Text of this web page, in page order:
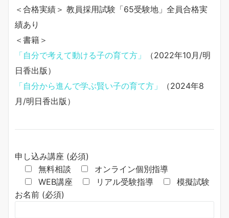
＜合格実績＞ 教員採用試験「65受験地」全員合格実
績あり
＜書籍＞
「自分で考えて動ける子の育て方」
（2022年10月/明
日香出版）
「自分から進んで学ぶ賢い子の育て方」
（2024年8
月/明日香出版）
申し込み講座 (必須)
無料相談
オンライン個別指導
WEB講座
リアル受験指導
模擬試験
お名前 (必須)